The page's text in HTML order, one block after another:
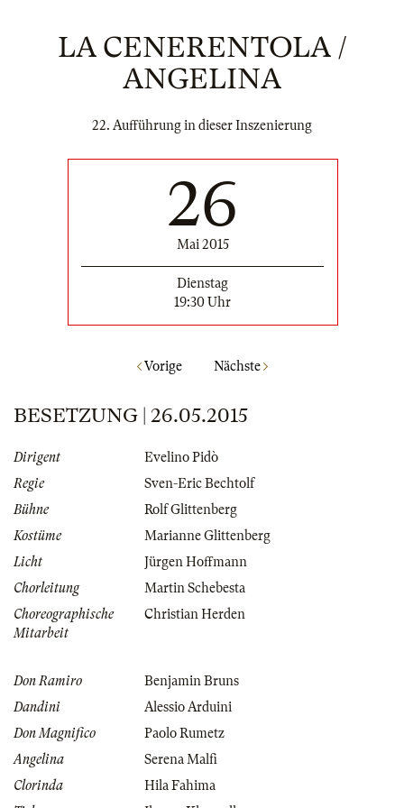
LA CENERENTOLA /
ANGELINA
22. Aufführung in dieser Inszenierung
26
Mai 2015
Dienstag
19:30 Uhr
Vorige Nächste
BESETZUNG | 26.05.2015
Dirigent
Evelino Pidò
Regie
Sven-Eric Bechtolf
Bühne
Rolf Glittenberg
Kostüme
Marianne Glittenberg
Licht
Jürgen Hoffmann
Chorleitung
Martin Schebesta
Choreographische
Mitarbeit
Christian Herden
Don Ramiro
Benjamin Bruns
Dandini
Alessio Arduini
Don Magnifico
Paolo Rumetz
Angelina
Serena Malfi
Clorinda
Hila Fahima